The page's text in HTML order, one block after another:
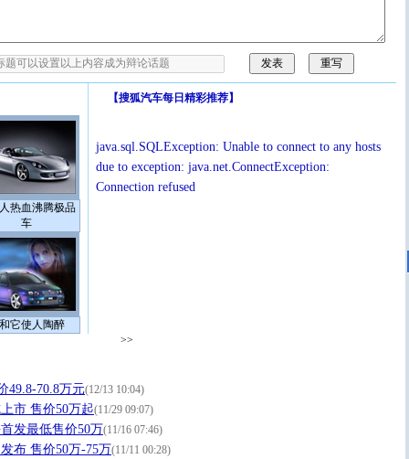
热血沸腾极品
车
它使人陶醉
【搜狐汽车每日精彩推荐】
java.sql.SQLException: Unable to connect to any hosts
due to exception: java.net.ConnectException:
Connection refused
>>
49.8-70.8万元(12/13 10:04)
市 售价50万起(11/29 09:07)
发最低售价50万(11/16 07:46)
布 售价50万-75万(11/11 00:28)